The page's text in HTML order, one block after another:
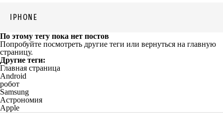
IPHONE
По этому тегу пока нет постов
Попробуйте посмотреть другие теги или вернуться на главную
страницу.
Другие теги:
Главная страница
Android
робот
Samsung
Астрономия
Apple